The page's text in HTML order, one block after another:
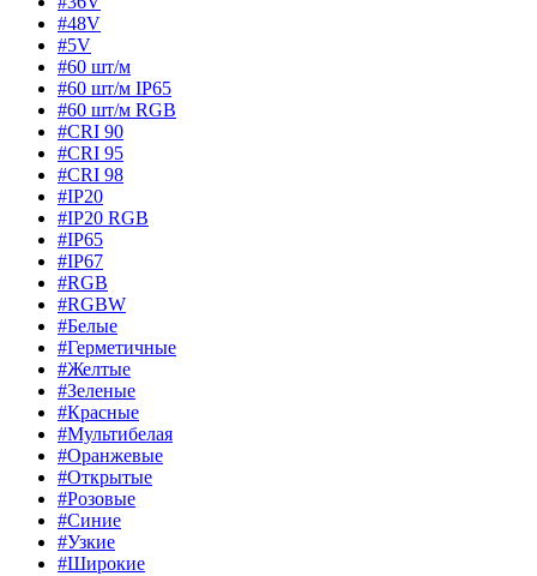
#48V
#5V
#60 шт/м
#60 шт/м IP65
#60 шт/м RGB
#CRI 90
#CRI 95
#CRI 98
#IP20
#IP20 RGB
#IP65
#IP67
#RGB
#RGBW
#Белые
#Герметичные
#Желтые
#Зеленые
#Красные
#Мультибелая
#Оранжевые
#Открытые
#Розовые
#Синие
#Узкие
#Широкие